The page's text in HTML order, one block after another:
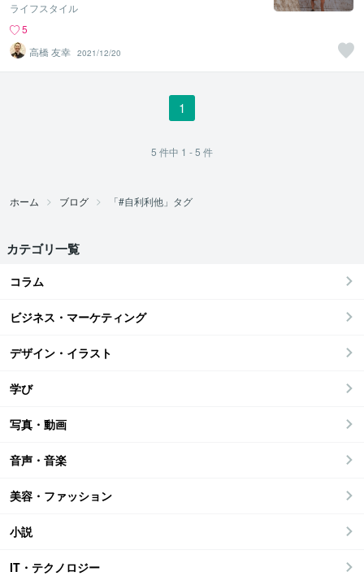
ライフスタイル
5
高橋 友幸 2021/12/20
1
5 件中 1 - 5 件
ホーム ブログ 「#自利利他」タグ
カテゴリ一覧
コラム
ビジネス・マーケティング
デザイン・イラスト
学び
写真・動画
音声・音楽
美容・ファッション
小説
IT・テクノロジー